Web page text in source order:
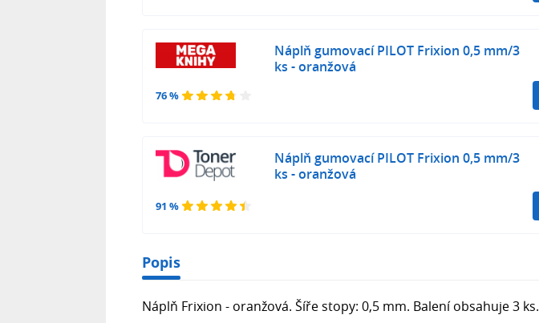
76 %
Náplň gumovací PILOT Frixion 0,5 mm/3
ks - oranžová
91 %
Náplň gumovací PILOT Frixion 0,5 mm/3
ks - oranžová
Popis
Náplň Frixion - oranžová. Šíře stopy: 0,5 mm. Balení obsahuje 3 ks.